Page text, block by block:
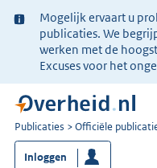
Ter
informatie:
Mogelijk ervaart u
publicaties. We
werken met de
Excuses voor het
U
bent
nu
Publicaties Officiële
Inloggen